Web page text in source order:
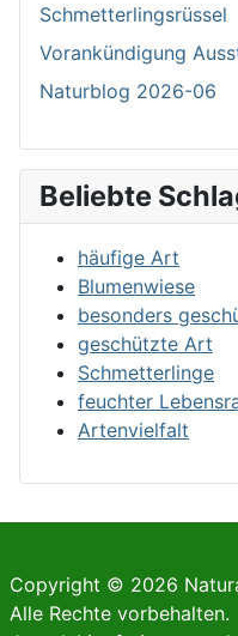
Schmetterlingsrüssel
Vorankündigung
Naturblog 2026-06
Beliebte
häufige Art
Blumenwiese
besonders
geschützte Art
Schmetterlinge
feuchter
Artenvielfalt
Copyright © 2026
Alle Rechte vorbehalten.